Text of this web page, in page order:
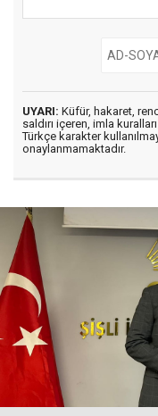
UYARI: Küfür, hakaret,
saldırı içeren, imla
Türkçe karakter
onaylanmamaktadır.